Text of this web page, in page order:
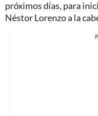
próximos días, para
Néstor Lorenzo a la